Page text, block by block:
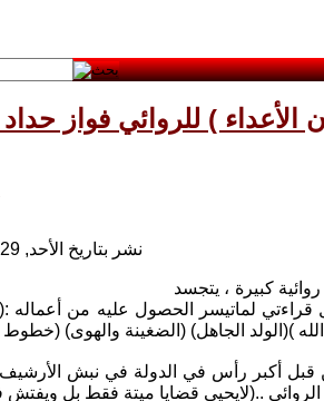
الأعداء ) للروائي فواز
نشر بتاريخ الأحد, 29 أيار 2016 19:04
كبيرة ، يتجسد
قراءتي لماتيسر الحصول عليه من أعماله
قبل أكبر رأس في الدولة في نبش